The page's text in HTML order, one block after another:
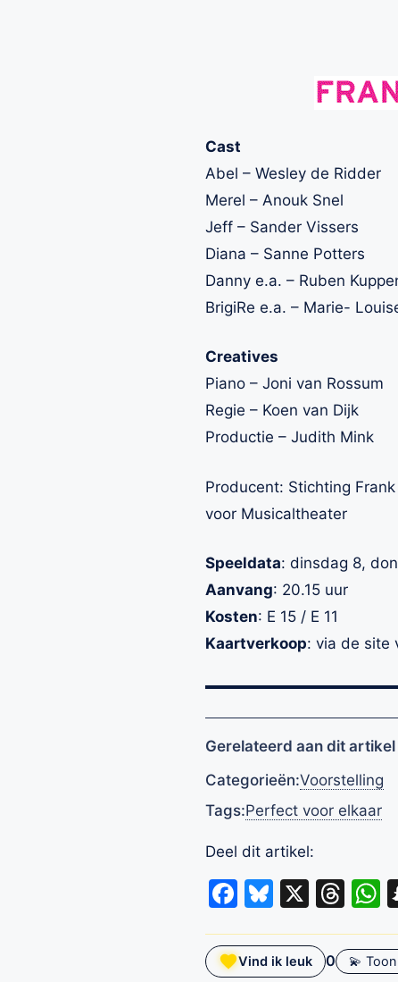
Cast
Abel – Wesley de Ridder
Merel – Anouk Snel
Jeff – Sander Vissers
Diana – Sanne Potters
Danny e.a. – Ruben
BrigiRe e.a. – Marie-
Creatives
Piano – Joni van Rossum
Regie – Koen van Dijk
Productie – Judith Mink
Producent: Stichting
voor Musicaltheater
Speeldata: dinsdag 8,
Aanvang: 20.15 uur
Kosten: E 15 / E 11
Kaartverkoop: via de site
Gerelateerd aan dit artikel
Categorieën:Voorstelling
Tags:Perfect voor elkaar
Deel dit artikel:
Facebook
Bluesky
X
Vind ik leuk 0 💫